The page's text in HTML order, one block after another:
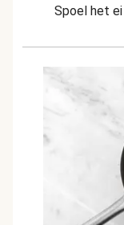
Spoel het